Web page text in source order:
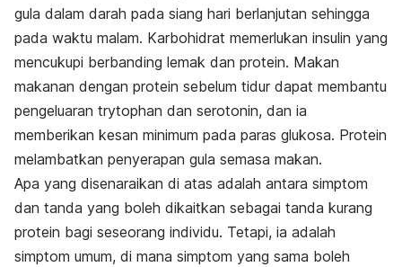
gula dalam darah pada siang hari berlanjutan sehingga
pada waktu malam. Karbohidrat memerlukan insulin yang
mencukupi berbanding lemak dan protein. Makan
makanan dengan protein sebelum tidur dapat membantu
pengeluaran trytophan dan serotonin, dan ia
memberikan kesan minimum pada paras glukosa. Protein
melambatkan penyerapan gula semasa makan.
Apa yang disenaraikan di atas adalah antara simptom
dan tanda yang boleh dikaitkan sebagai tanda kurang
protein bagi seseorang individu. Tetapi, ia adalah
simptom umum, di mana simptom yang sama boleh